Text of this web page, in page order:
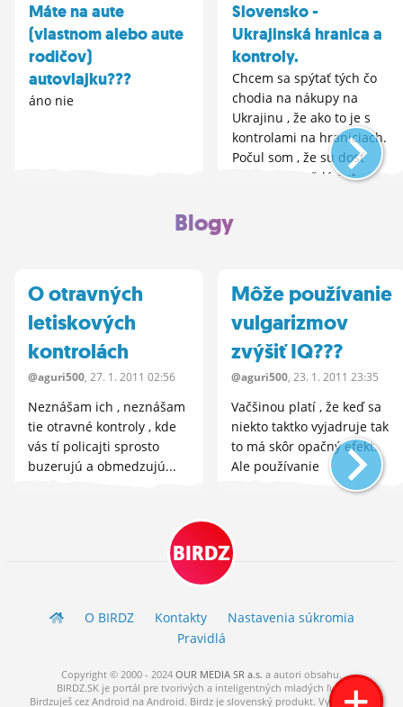
Máte na aute
(vlastnom alebo aute
rodičov)
autovlajku???
áno nie
Slovensko -
Ukrajinská hranica a
kontroly.
Chcem sa spýtať tých čo
chodia na nákupy na
Ukrajinu , že ako to je s
kontrolami na hraniciach.
Počul som , že su dosť
prísne , že každé auto je u
nezaregistorvané autá
Blogy
O otravných
letiskových
kontrolách
@aguri500, 27. 1. 2011 02:56
Neznášam ich , neznášam
tie otravné kontroly , kde
vás tí policajti sprosto
buzerujú a obmedzujú...
Môže používanie
vulgarizmov
zvýšiť IQ???
@aguri500, 23. 1. 2011 23:35
Vačšinou platí , že keď sa
niekto taktko vyjadruje tak
to má skôr opačný efekt.
Ale používanie
BIRDZ
O BIRDZ Kontakty
Nastavenia súkromia
Pravidlá
Copyright © 2000 - 2024 OUR MEDIA SR a.s. a autori obsahu.
BIRDZ.SK je portál pre tvorivých a inteligentných mladých ľudí.
Birdzuješ cez Android na Android. Birdz je slovenský produkt. Vytvorené s